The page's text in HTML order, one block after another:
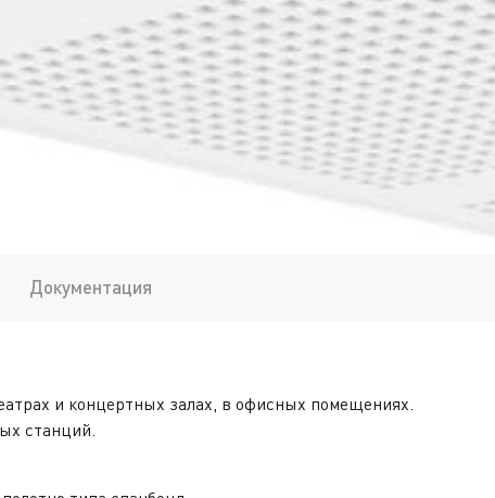
Документация
и концертных залах, в офисных помещениях.
станций.